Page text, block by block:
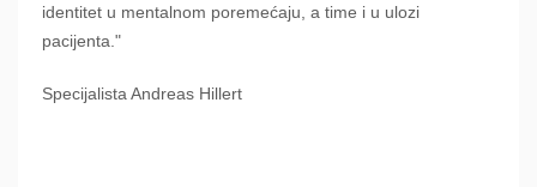
identitet u mentalnom poremećaju, a time i u ulozi
pacijenta."
Specijalista Andreas Hillert